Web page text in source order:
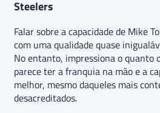
Steelers
Falar sobre a capacidade de Mike
com uma qualidade quase
No entanto, impressiona o quanto
parece ter a franquia na mão e a
melhor, mesmo daqueles mais
desacreditados.